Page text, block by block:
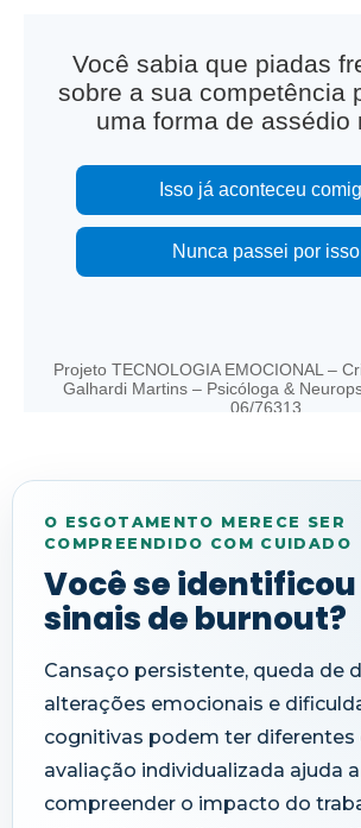
O ESGOTAMENTO MERECE SER
COMPREENDIDO COM CUIDADO
Você se
sinais de burnout?
Cansaço persistente, queda de
alterações emocionais e
cognitivas podem ter diferentes
avaliação individualizada ajuda a
compreender o impacto do